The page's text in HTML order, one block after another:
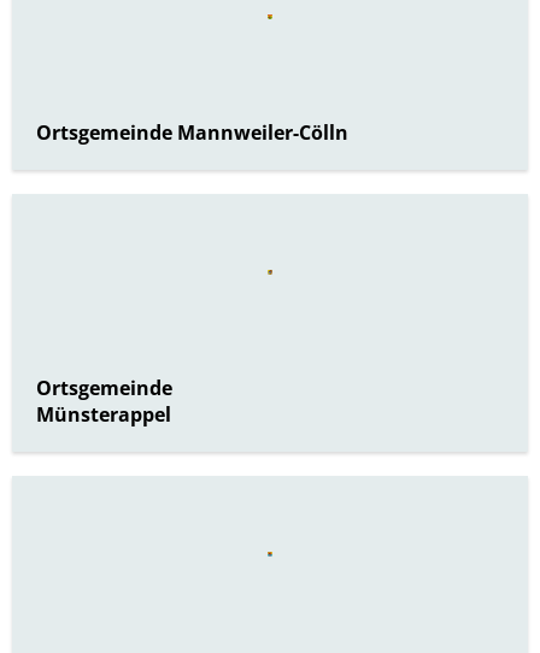
Ortsgemeinde Mannweiler-Cölln
Ortsgemeinde
Münsterappel